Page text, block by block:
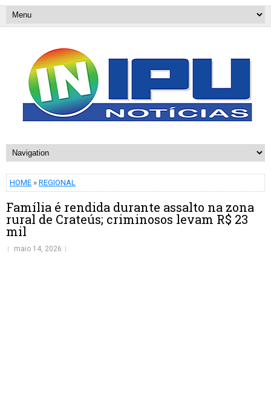
HOME » REGIONAL
Família é rendida durante assalto na zona
rural de Crateús; criminosos levam R$ 23
mil
maio 14, 2026